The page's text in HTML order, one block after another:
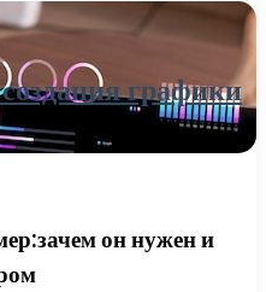
графики
он нужен и